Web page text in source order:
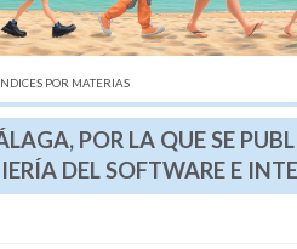
POR MATERIAS
POR LA QUE SE
DEL SOFTWARE E